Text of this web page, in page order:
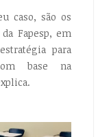
caso, são os
Fapesp, em
para
base na